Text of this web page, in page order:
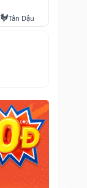
🐓Tân Dậu